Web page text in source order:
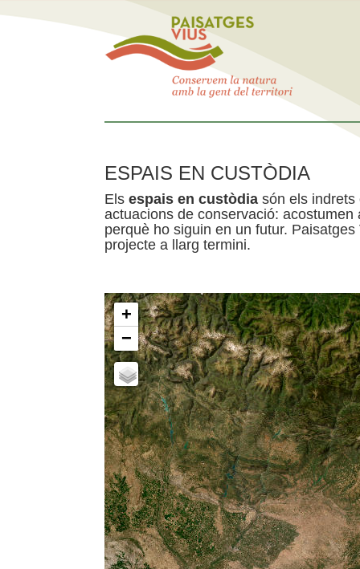
ESPAIS EN CUSTÒDIA
Els espais en custòdia són els indrets
actuacions de conservació:
perquè ho siguin en un futur.
projecte a llarg termini.
+
−